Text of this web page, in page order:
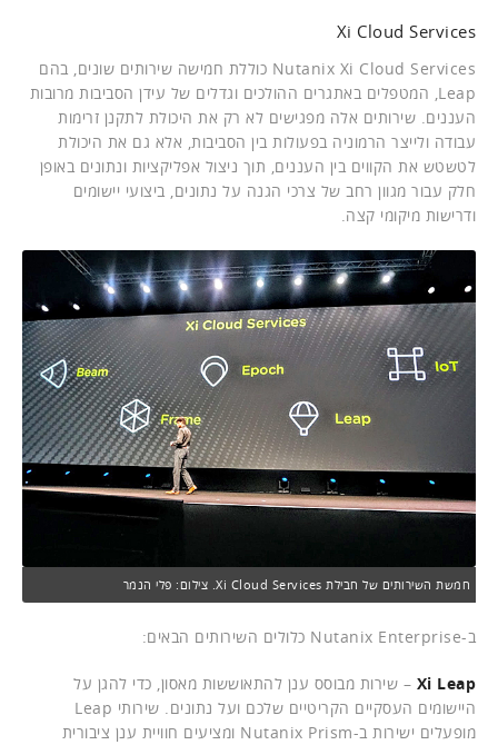
Xi Cloud Services
Nutanix Xi Cloud Services כוללת חמישה שירותים שונים, בהם
Leap, המטפלים באתגרים ההולכים וגדלים של עידן הסביבות מרובות
העננים. שירותים אלה מפגישים לא רק את היכולת לתקנן זרימות
עבודה ולייצר הרמוניה בפעולות בין הסביבות, אלא גם את היכולת
לטשטש את הקווים בין העננים, תוך ניצול אפליקציות ונתונים באופן
חלק עבור מגוון רחב של צרכי הגנה על נתונים, ביצועי יישומים
ודרישות מיקומי קצה.
חמשת השירותים של חבילת Xi Cloud Services. צילום: פלי הנמר
ב-Nutanix Enterprise כלולים השירותים הבאים:
Xi Leap – שירות מבוסס ענן להתאוששות מאסון, כדי להגן על
היישומים העסקיים הקריטיים שלכם ועל נתונים. שירותי Leap
מופעלים ישירות ב-Nutanix Prism ומציעים חוויית ענן ציבורית